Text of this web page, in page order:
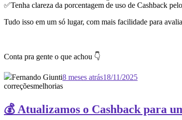
✅Tenha clareza da porcentagem de uso de Cashback
Tudo isso em um só lugar, com mais facilidade para
Conta pra gente o que achou 👇
Fernando Giunti8 meses atrás18/11/2025
correçõesmelhorias
💰 Atualizamos o Cashback para